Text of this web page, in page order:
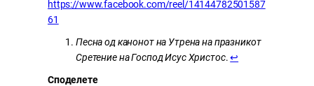
https://www.facebook.com/reel/14144782501587
61
Песна од канонот на Утрена на празникот
Сретение на Господ Исус Христос.↩︎
Споделете